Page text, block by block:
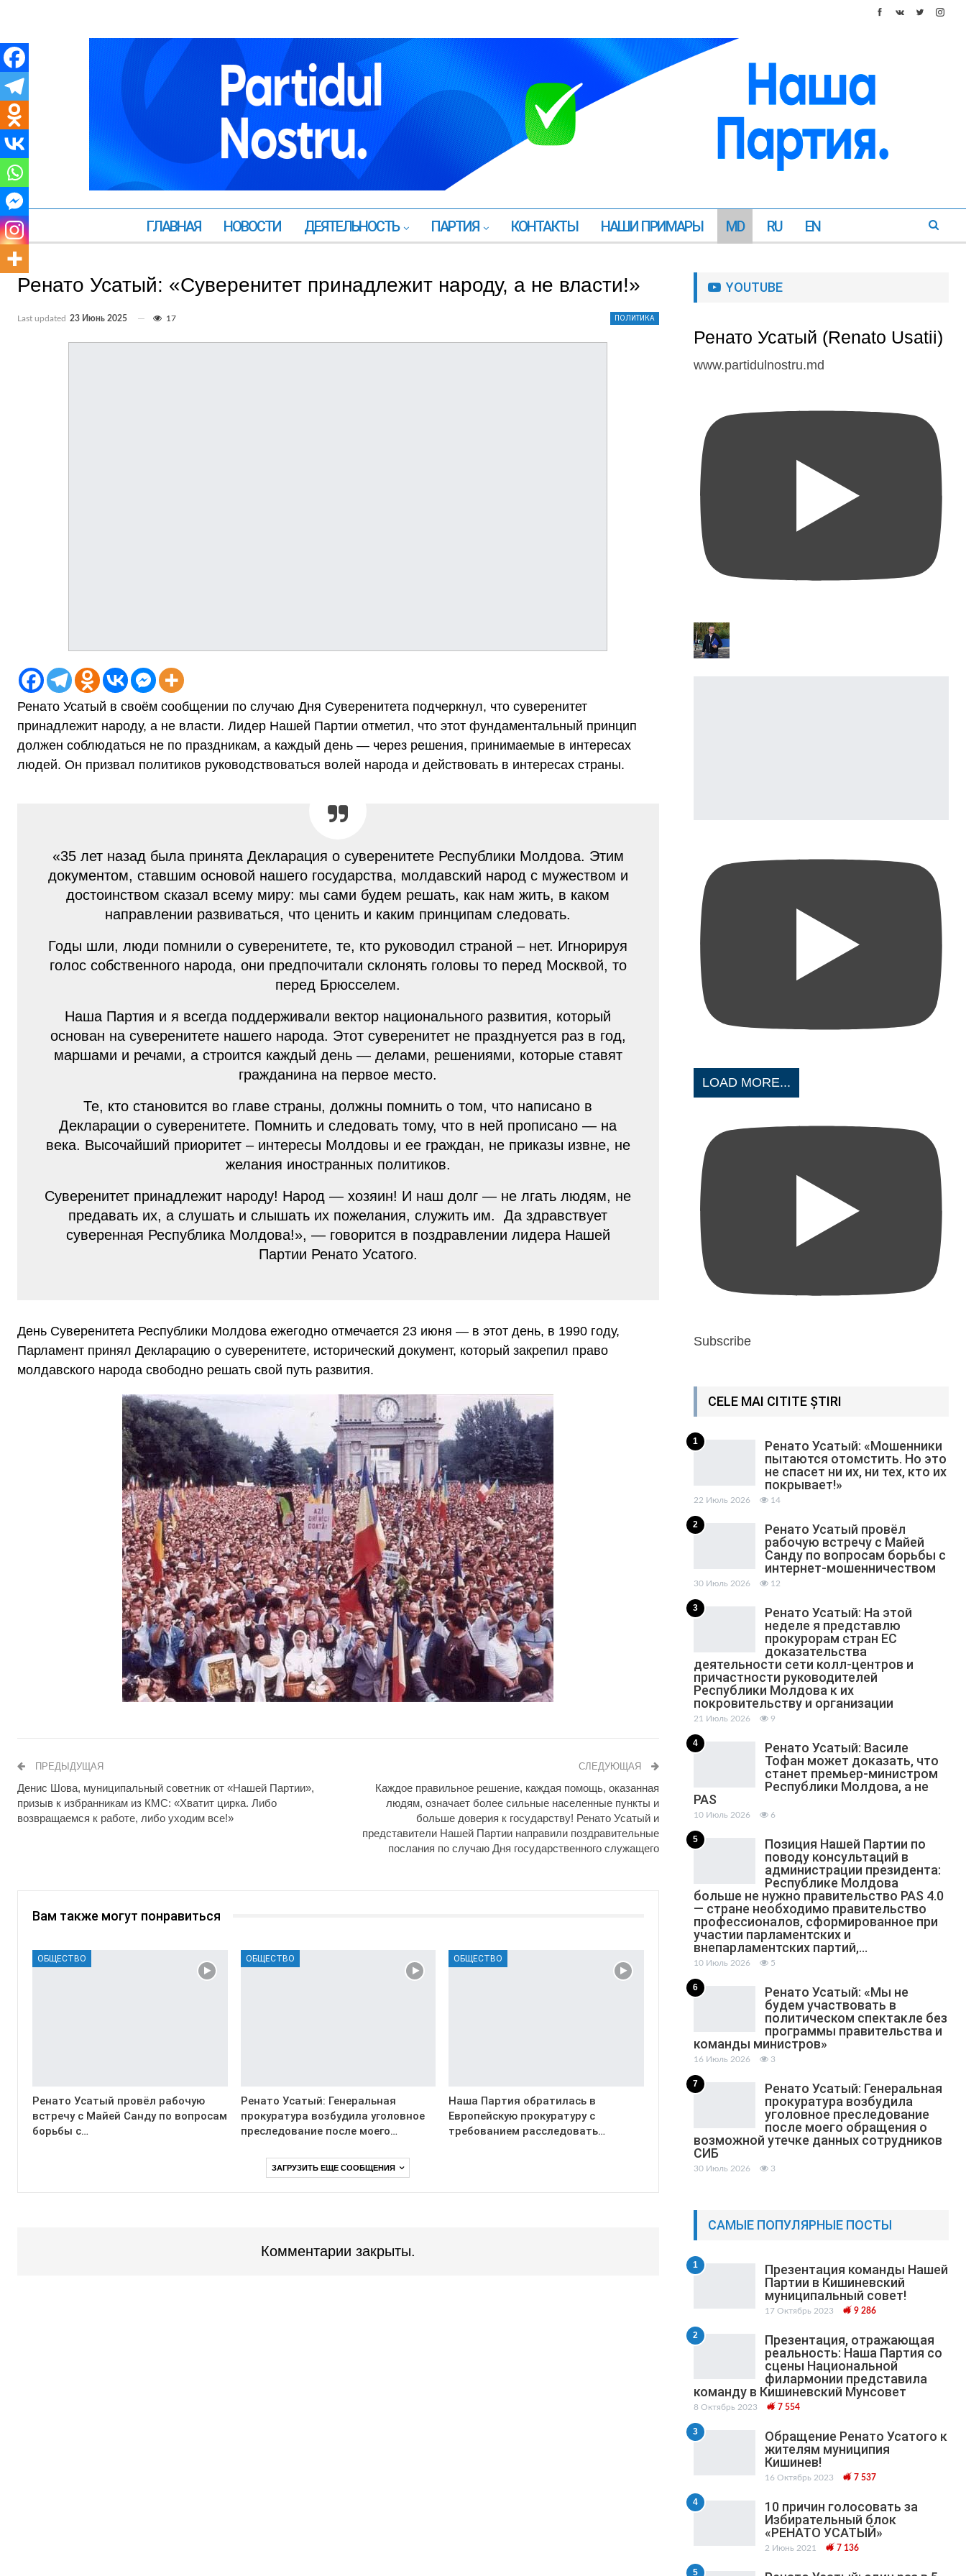
ГЛАВНАЯ НОВОСТИ ДЕЯТЕЛЬНОСТЬ ПАРТИЯ КОНТАКТЫ НАШИ ПРИМАРЫ MD RU EN
Ренато Усатый: «Суверенитет принадлежит народу, а не власти!»
ПОЛИТИКА
Last updated 23 Июнь 2025 17
Ренато Усатый в своём сообщении по случаю Дня Суверенитета подчеркнул, что суверенитет
принадлежит народу, а не власти. Лидер Нашей Партии отметил, что этот фундаментальный принцип
должен соблюдаться не по праздникам, а каждый день — через решения, принимаемые в интересах
людей. Он призвал политиков руководствоваться волей народа и действовать в интересах страны.
«35 лет назад была принята Декларация о суверенитете Республики Молдова. Этим
документом, ставшим основой нашего государства, молдавский народ с мужеством и
достоинством сказал всему миру: мы сами будем решать, как нам жить, в каком
направлении развиваться, что ценить и каким принципам следовать.
Годы шли, люди помнили о суверенитете, те, кто руководил страной – нет. Игнорируя
голос собственного народа, они предпочитали склонять головы то перед Москвой, то
перед Брюсселем.
Наша Партия и я всегда поддерживали вектор национального развития, который
основан на суверенитете нашего народа. Этот суверенитет не празднуется раз в год,
маршами и речами, а строится каждый день — делами, решениями, которые ставят
гражданина на первое место.
Те, кто становится во главе страны, должны помнить о том, что написано в
Декларации о суверенитете. Помнить и следовать тому, что в ней прописано — на
века. Высочайший приоритет – интересы Молдовы и ее граждан, не приказы извне, не
желания иностранных политиков.
Суверенитет принадлежит народу! Народ — хозяин! И наш долг — не лгать людям, не
предавать их, а слушать и слышать их пожелания, служить им. Да здравствует
суверенная Республика Молдова!», — говорится в поздравлении лидера Нашей
Партии Ренато Усатого.
День Суверенитета Республики Молдова ежегодно отмечается 23 июня — в этот день, в 1990 году,
Парламент принял Декларацию о суверенитете, исторический документ, который закрепил право
молдавского народа свободно решать свой путь развития.
ПРЕДЫДУЩАЯ
Денис Шова, муниципальный советник от «Нашей Партии»,
призыв к избранникам из КМС: «Хватит цирка. Либо
возвращаемся к работе, либо уходим все!»
СЛЕДУЮЩАЯ
Каждое правильное решение, каждая помощь, оказанная
людям, означает более сильные населенные пункты и
больше доверия к государству! Ренато Усатый и
представители Нашей Партии направили поздравительные
послания по случаю Дня государственного служащего
Вам также могут понравиться
ОБЩЕСТВО
Ренато Усатый провёл рабочую
встречу с Майей Санду по вопросам
борьбы с…
ОБЩЕСТВО
Ренато Усатый: Генеральная
прокуратура возбудила уголовное
преследование после моего…
ОБЩЕСТВО
Наша Партия обратилась в
Европейскую прокуратуру с
требованием расследовать…
ЗАГРУЗИТЬ ЕЩЕ СООБЩЕНИЯ
Комментарии закрыты.
YOUTUBE
Ренато Усатый (Renato Usatii)
www.partidulnostru.md
LOAD MORE...
Subscribe
CELE MAI CITITE ȘTIRI
1
Ренато Усатый: «Мошенники
пытаются отомстить. Но это
не спасет ни их, ни тех, кто их
покрывает!»
22 Июль 2026 14
2
Ренато Усатый провёл
рабочую встречу с Майей
Санду по вопросам борьбы с
интернет-мошенничеством
30 Июль 2026 12
3
Ренато Усатый: На этой
неделе я представлю
прокурорам стран ЕС
доказательства
деятельности сети колл-центров и
причастности руководителей
Республики Молдова к их
покровительству и организации
21 Июль 2026 9
4
Ренато Усатый: Василе
Тофан может доказать, что
станет премьер-министром
Республики Молдова, а не
PAS
10 Июль 2026 6
5
Позиция Нашей Партии по
поводу консультаций в
администрации президента:
Республике Молдова
больше не нужно правительство PAS 4.0
— стране необходимо правительство
профессионалов, сформированное при
участии парламентских и
внепарламентских партий,…
10 Июль 2026 5
6
Ренато Усатый: «Мы не
будем участвовать в
политическом спектакле без
программы правительства и
команды министров»
16 Июль 2026 3
7
Ренато Усатый: Генеральная
прокуратура возбудила
уголовное преследование
после моего обращения о
возможной утечке данных сотрудников
СИБ
30 Июль 2026 3
САМЫЕ ПОПУЛЯРНЫЕ ПОСТЫ
1
Презентация команды Нашей
Партии в Кишиневский
муниципальный cовет!
17 Октябрь 2023 9 286
2
Презентация, отражающая
реальность: Наша Партия со
сцены Национальной
филармонии представила
команду в Кишиневский Мунсовет
8 Октябрь 2023 7 554
3
Обращение Ренато Усатого к
жителям муниципия
Кишинев!
16 Октябрь 2023 7 537
4
10 причин голосовать за
Избирательный блок
«РЕНАТО УСАТЫЙ»
2 Июнь 2021 7 136
5